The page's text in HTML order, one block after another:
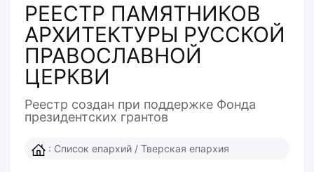
РЕЕСТР ПАМЯТНИКОВ
АРХИТЕКТУРЫ РУССКОЙ
ПРАВОСЛАВНОЙ
ЦЕРКВИ
Реестр создан при поддержке Фонда
президентcких грантов
: Список епархий / Тверская епархия